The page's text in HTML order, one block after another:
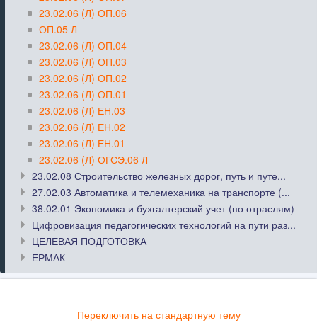
23.02.06 (Л) ОП.06
ОП.05 Л
23.02.06 (Л) ОП.04
23.02.06 (Л) ОП.03
23.02.06 (Л) ОП.02
23.02.06 (Л) ОП.01
23.02.06 (Л) ЕН.03
23.02.06 (Л) ЕН.02
23.02.06 (Л) ЕН.01
23.02.06 (Л) ОГСЭ.06 Л
23.02.08 Строительство железных дорог, путь и путе...
27.02.03 Автоматика и телемеханика на транспорте (...
38.02.01 Экономика и бухгалтерский учет (по отраслям)
Цифровизация педагогических технологий на пути раз...
ЦЕЛЕВАЯ ПОДГОТОВКА
ЕРМАК
Переключить на стандартную тему